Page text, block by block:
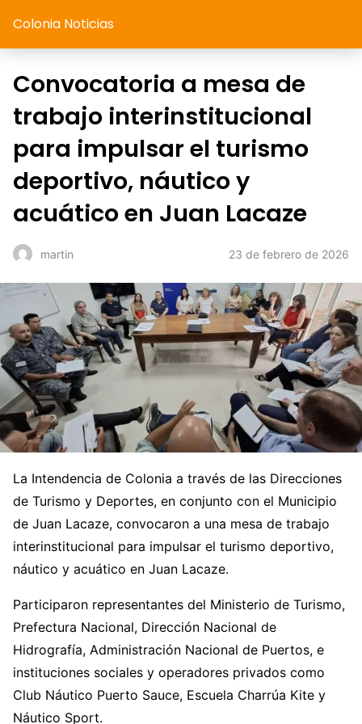
Colonia Noticias
Convocatoria a mesa de
trabajo interinstitucional
para impulsar el turismo
deportivo, náutico y
acuático en Juan Lacaze
martin 23 de febrero de 2026
La Intendencia de Colonia a través de las Direcciones
de Turismo y Deportes, en conjunto con el Municipio
de Juan Lacaze, convocaron a una mesa de trabajo
interinstitucional para impulsar el turismo deportivo,
náutico y acuático en Juan Lacaze.
Participaron representantes del Ministerio de Turismo,
Prefectura Nacional, Dirección Nacional de
Hidrografía, Administración Nacional de Puertos, e
instituciones sociales y operadores privados como
Club Náutico Puerto Sauce, Escuela Charrúa Kite y
Náutico Sport.